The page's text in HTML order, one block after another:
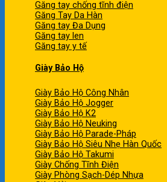
Găng tay chống tĩnh điện
Găng Tay Da Hàn
Găng tay Đa Dụng
Găng tay len
Găng tay y tế
Giày Bảo Hộ
Giày Bảo Hộ Công Nhân
Giày Bảo Hộ Jogger
Giày Bảo Hộ K2
Giày Bảo Hộ Neuking
Giày Bảo Hộ Parade-Pháp
Giày Bảo Hộ Siêu Nhẹ Hàn Quốc
Giày Bảo Hộ Takumi
Giày Chống Tĩnh Điện
Giày Phòng Sạch-Dép Nhựa